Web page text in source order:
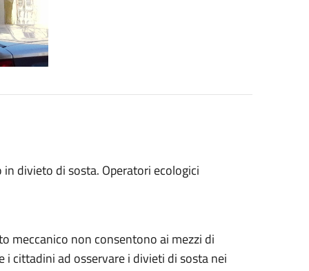
divieto di sosta. Operatori ecologici
meccanico non consentono ai mezzi di
cittadini ad osservare i divieti di sosta nei